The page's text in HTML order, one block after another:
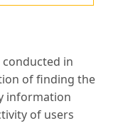
in
of finding the
information
of users